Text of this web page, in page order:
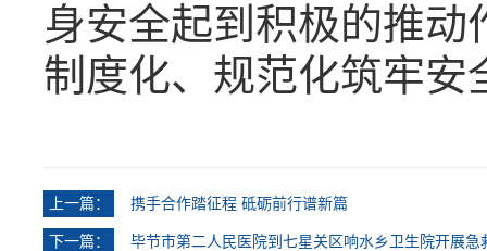
身安全起到积极的推
制度化、规范化筑牢安
上一篇： 携手合作踏征程 砥砺前行谱新篇
下一篇： 毕节市第二人民医院到七星关区响水乡卫生院开展急